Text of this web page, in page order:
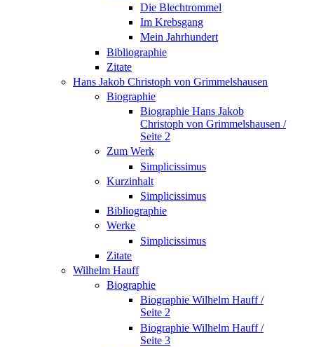
Die Blechtrommel
Im Krebsgang
Mein Jahrhundert
Bibliographie
Zitate
Hans Jakob Christoph von Grimmelshausen
Biographie
Biographie Hans Jakob
Christoph von Grimmelshausen /
Seite 2
Zum Werk
Simplicissimus
Kurzinhalt
Simplicissimus
Bibliographie
Werke
Simplicissimus
Zitate
Wilhelm Hauff
Biographie
Biographie Wilhelm Hauff /
Seite 2
Biographie Wilhelm Hauff /
Seite 3